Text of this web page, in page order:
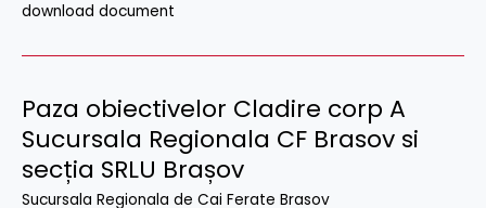
download document
Paza obiectivelor Cladire corp A
Sucursala Regionala CF Brasov si
secția SRLU Brașov
Sucursala Regionala de Cai Ferate Brasov